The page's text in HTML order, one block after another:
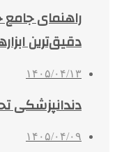
راهنمای جامع
دقیق‌ترین
۱۴۰۵/۰۴/۱۳
دندانپزشکی
۱۴۰۵/۰۴/۰۹